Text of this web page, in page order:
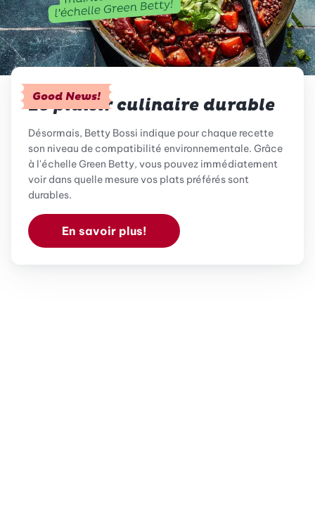
Good News!
Le plaisir culinaire durable
Désormais, Betty Bossi indique pour chaque recette
son niveau de compatibilité environnementale. Grâce
à l'échelle Green Betty, vous pouvez immédiatement
voir dans quelle mesure vos plats préférés sont
durables.
En savoir plus!